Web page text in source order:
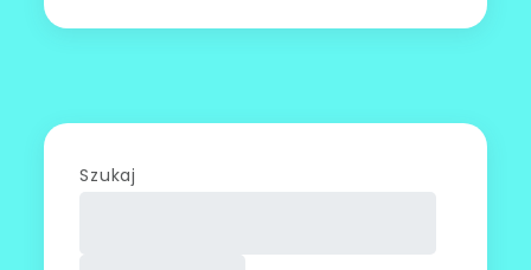
Szukaj